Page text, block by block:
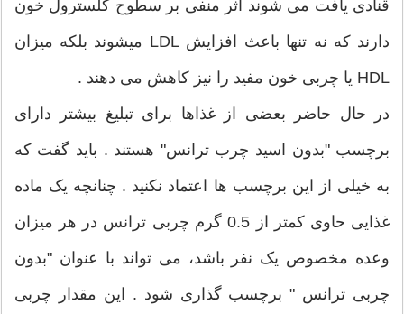
قنادی یافت می شوند اثر منفی بر سطوح کلسترول خون
دارند که نه تنها باعث افزایش LDL میشوند بلکه میزان
HDL یا چربی خون مفید را نیز کاهش می دهند .
در حال حاضر بعضی از غذاها برای تبلیغ بیشتر دارای
برچسب "بدون اسید چرب ترانس" هستند . باید گفت که
به خیلی از این برچسب ها اعتماد نکنید . چنانچه یک ماده
غذایی حاوی کمتر از 0.5 گرم چربی ترانس در هر میزان
وعده مخصوص یک نفر باشد، می تواند با عنوان "بدون
چربی ترانس " برچسب گذاری شود . این مقدار چربی